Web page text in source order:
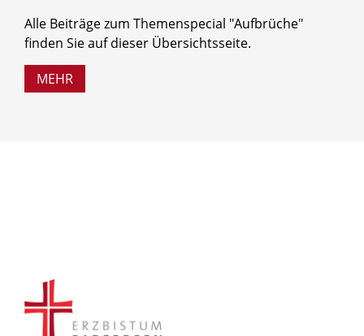
Alle Beiträge zum Themenspecial "Aufbrüche"
finden Sie auf dieser Übersichtsseite.
MEHR